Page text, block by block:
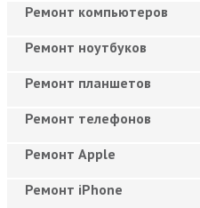
Ремонт компьютеров
Ремонт ноутбуков
Ремонт планшетов
Ремонт телефонов
Ремонт Apple
Ремонт iPhone